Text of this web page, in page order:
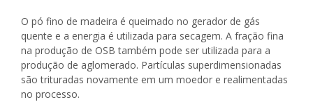
O pó fino de madeira é queimado no gerador de gás
quente e a energia é utilizada para secagem. A fração fina
na produção de OSB também pode ser utilizada para a
produção de aglomerado. Partículas superdimensionadas
são trituradas novamente em um moedor e realimentadas
no processo.